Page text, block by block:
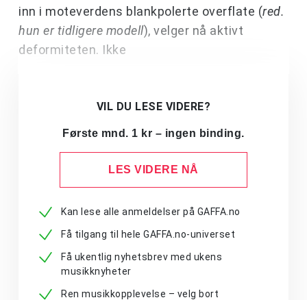
inn i moteverdens blankpolerte overflate (red.
hun er tidligere modell), velger nå aktivt
deformiteten. Ikke
VIL DU LESE VIDERE?
Første mnd. 1 kr – ingen binding.
LES VIDERE NÅ
Kan lese alle anmeldelser på GAFFA.no
Få tilgang til hele GAFFA.no-universet
Få ukentlig nyhetsbrev med ukens
musikknyheter
Ren musikkopplevelse – velg bort